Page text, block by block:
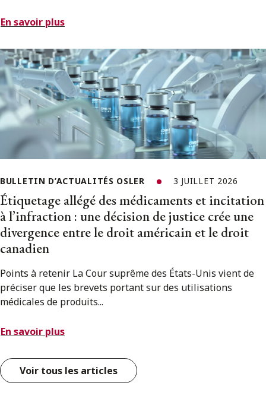
En savoir plus
BULLETIN D’ACTUALITÉS OSLER 3 JUILLET 2026
Étiquetage allégé des médicaments et incitation
à l’infraction : une décision de justice crée une
divergence entre le droit américain et le droit
canadien
Points à retenir La Cour suprême des États-Unis vient de
préciser que les brevets portant sur des utilisations
médicales de produits...
En savoir plus
Voir tous les articles